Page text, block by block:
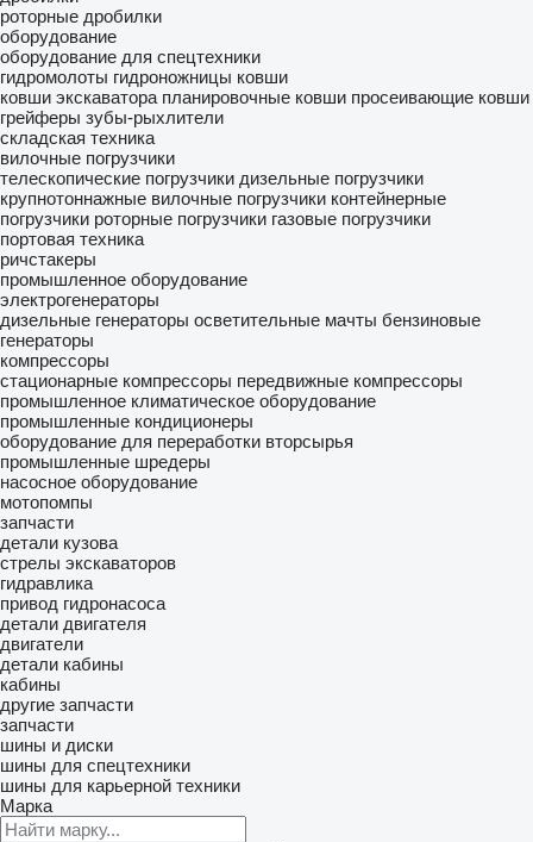
роторные дробилки
оборудование
оборудование для спецтехники
гидромолоты гидроножницы ковши
ковши экскаватора планировочные ковши просеивающие ковши
грейферы зубы-рыхлители
складская техника
вилочные погрузчики
телескопические погрузчики дизельные погрузчики
крупнотоннажные вилочные погрузчики контейнерные
погрузчики роторные погрузчики газовые погрузчики
портовая техника
ричстакеры
промышленное оборудование
электрогенераторы
дизельные генераторы осветительные мачты бензиновые
генераторы
компрессоры
стационарные компрессоры передвижные компрессоры
промышленное климатическое оборудование
промышленные кондиционеры
оборудование для переработки вторсырья
промышленные шредеры
насосное оборудование
мотопомпы
запчасти
детали кузова
стрелы экскаваторов
гидравлика
привод гидронасоса
детали двигателя
двигатели
детали кабины
кабины
другие запчасти
запчасти
шины и диски
шины для спецтехники
шины для карьерной техники
Марка